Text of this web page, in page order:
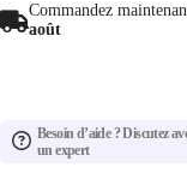
Commandez
août
Besoin d’aide ? Discutez
un expert